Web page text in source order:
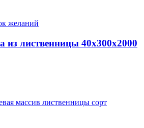
желаний
из лиственницы 40x300x2000